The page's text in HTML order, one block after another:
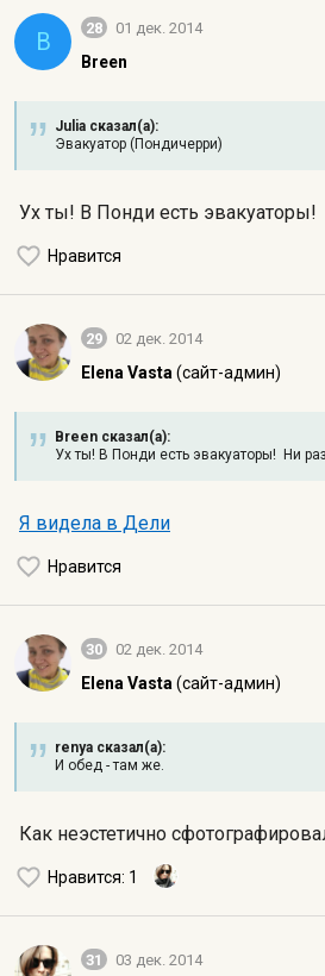
B 28 01 дек. 2014
Breen
Julia сказал(а):
Эвакуатор (Пондичерри)
Ух ты! В Понди есть эвакуаторы!
Нравится
29 02 дек. 2014
Elena Vasta (сайт-админ)
Breen сказал(а):
Ух ты! В Понди есть эвакуаторы! Ни
Я видела в Дели
Нравится
30 02 дек. 2014
Elena Vasta (сайт-админ)
renya сказал(а):
И обед - там же.
Как неэстетично
Нравится: 1
31 03 дек. 2014